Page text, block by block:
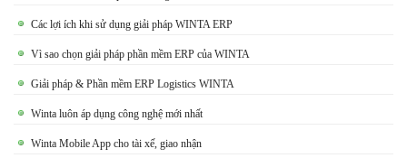
Các lợi ích khi sử dụng giải pháp WINTA ERP
Vì sao chọn giải pháp phần mềm ERP của WINTA
Giải pháp & Phần mềm ERP Logistics WINTA
Winta luôn áp dụng công nghệ mới nhất
Winta Mobile App cho tài xế, giao nhận